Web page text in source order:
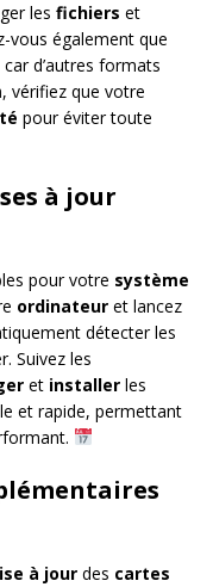
les fichiers et
vous également que
d’autres formats
vérifiez que votre
pour éviter toute
à jour
pour votre système
ordinateur et lancez
détecter les
Suivez les
et installer les
et rapide, permettant
à jour des cartes